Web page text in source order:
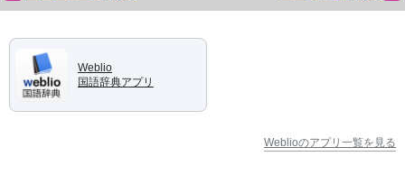
Weblio
国語辞典アプリ
Weblioのアプリ一覧を見る